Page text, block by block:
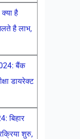
है
है लाभ,
बैंक
डायरेक्ट
बिहार
शुरु,